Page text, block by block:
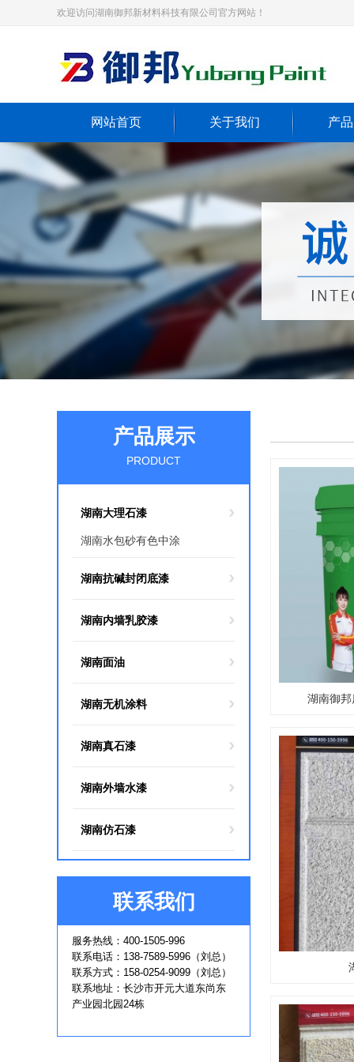
欢迎访问湖南御邦新材料科技有限公司官方网站！
网站首页 关于我们 产
湖南御
产品展示
PRODUCT
湖南大理石漆
湖南水包砂有色中涂
湖南抗碱封闭底漆
湖南内墙乳胶漆
湖南面油
湖南无机涂料
湖南真石漆
湖南外墙水漆
湖南仿石漆
联系我们
服务热线：400-1505-996
联系电话：138-7589-5996（刘总）
联系方式：158-0254-9099（刘总）
联系地址：长沙市开元大道东尚东
产业园北园24栋